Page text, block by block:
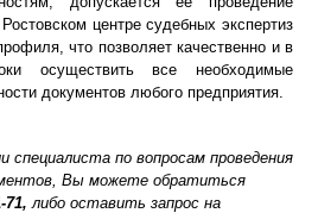
центре судебных экспертиз
что позволяет качественно и в
осуществить все необходимые
документов любого предприятия.
специалиста по вопросам проведения
Вы можете обратиться
71, либо оставить запрос на